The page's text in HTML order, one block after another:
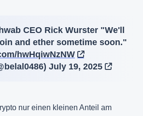
CEO Rick Wurster "We'll
and ether sometime soon."
hwHqiwNzNW
July 19, 2025
nur einen kleinen Anteil am